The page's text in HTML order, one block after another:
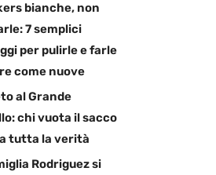
bianche, non
7 semplici
per pulirle e farle
come nuove
al Grande
chi vuota il sacco
tutta la verità
Rodriguez si